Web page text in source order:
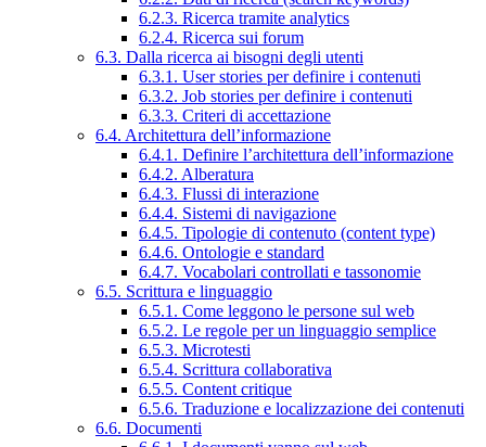
6.2.3. Ricerca tramite analytics
6.2.4. Ricerca sui forum
6.3. Dalla ricerca ai bisogni degli utenti
6.3.1. User stories per definire i contenuti
6.3.2. Job stories per definire i contenuti
6.3.3. Criteri di accettazione
6.4. Architettura dell’informazione
6.4.1. Definire l’architettura dell’informazione
6.4.2. Alberatura
6.4.3. Flussi di interazione
6.4.4. Sistemi di navigazione
6.4.5. Tipologie di contenuto (content type)
6.4.6. Ontologie e standard
6.4.7. Vocabolari controllati e tassonomie
6.5. Scrittura e linguaggio
6.5.1. Come leggono le persone sul web
6.5.2. Le regole per un linguaggio semplice
6.5.3. Microtesti
6.5.4. Scrittura collaborativa
6.5.5. Content critique
6.5.6. Traduzione e localizzazione dei contenuti
6.6. Documenti